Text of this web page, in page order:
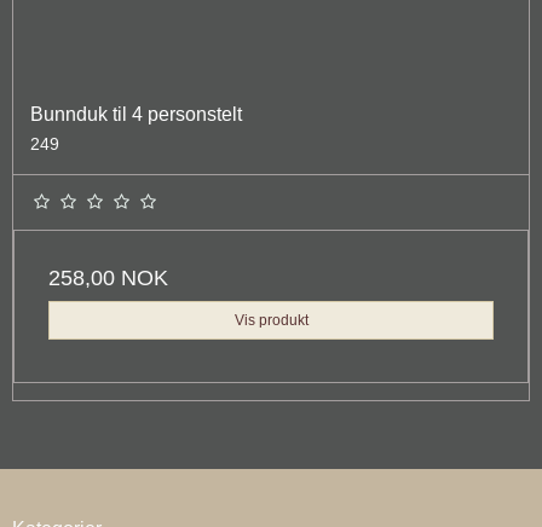
Bunnduk til 4 personstelt
249
258,00 NOK
Vis produkt